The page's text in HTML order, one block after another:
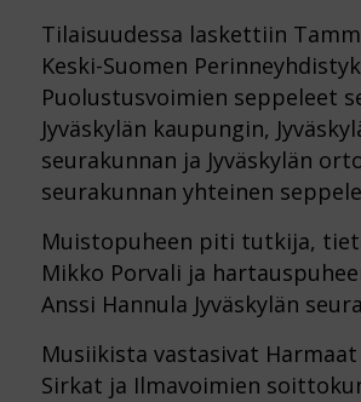
Tilaisuudessa laskettiin
Keski-Suomen
Puolustusvoimien seppeleet
Jyväskylän kaupungin,
seurakunnan ja Jyväskylän
seurakunnan yhteinen
Muistopuheen piti tutkija,
Mikko Porvali ja
Anssi Hannula Jyväskylän
Musiikista vastasivat
Sirkat ja Ilmavoimien